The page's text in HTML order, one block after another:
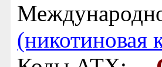
(никотиновая